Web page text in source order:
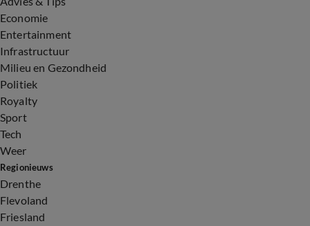
Economie
Entertainment
Infrastructuur
Milieu en Gezondheid
Politiek
Royalty
Sport
Tech
Weer
Regionieuws
Drenthe
Flevoland
Friesland